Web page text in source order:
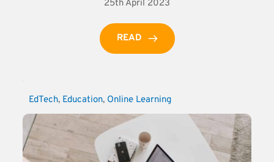
25th April 2023
READ
EdTech, Education, Online Learning